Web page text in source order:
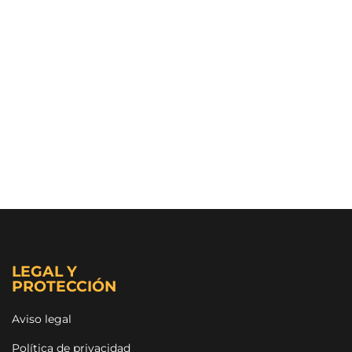
LEGAL Y
PROTECCIÓN
Aviso legal
Política de privacidad